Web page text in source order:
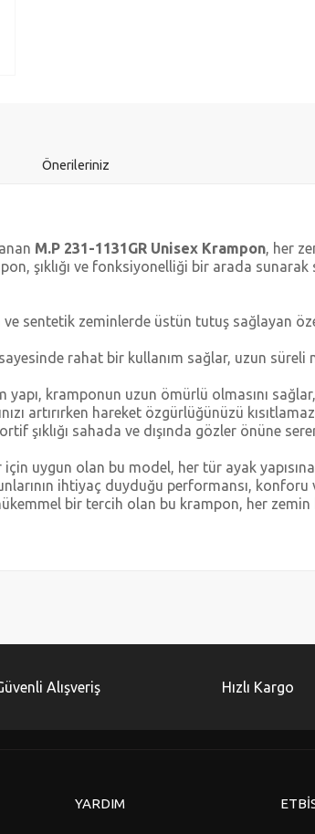
Önerileriniz
M.P 231-1131GR Unisex Krampon, her
şıklığı ve fonksiyonelliği bir arada
sentetik zeminlerde üstün tutuş sağlayan
rahat bir kullanım sağlar, uzun
yapı, kramponun uzun ömürlü olmasını
artırırken hareket özgürlüğünüzü
şıklığı sahada ve dışında gözler önüne
için uygun olan bu model, her tür ayak
ihtiyaç duyduğu performansı, konforu
bir tercih olan bu krampon, her
Alışveriş Hızlı Kargo
YARDIM